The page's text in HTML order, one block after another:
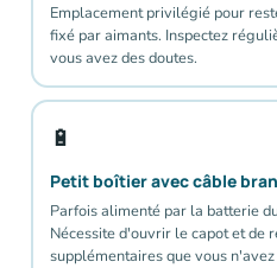
Emplacement privilégié pour
fixé par aimants. Inspectez
vous avez des doutes.
🔋
Petit boîtier avec câble
Parfois alimenté par la batterie
Nécessite d'ouvrir le capot et de
supplémentaires que vous